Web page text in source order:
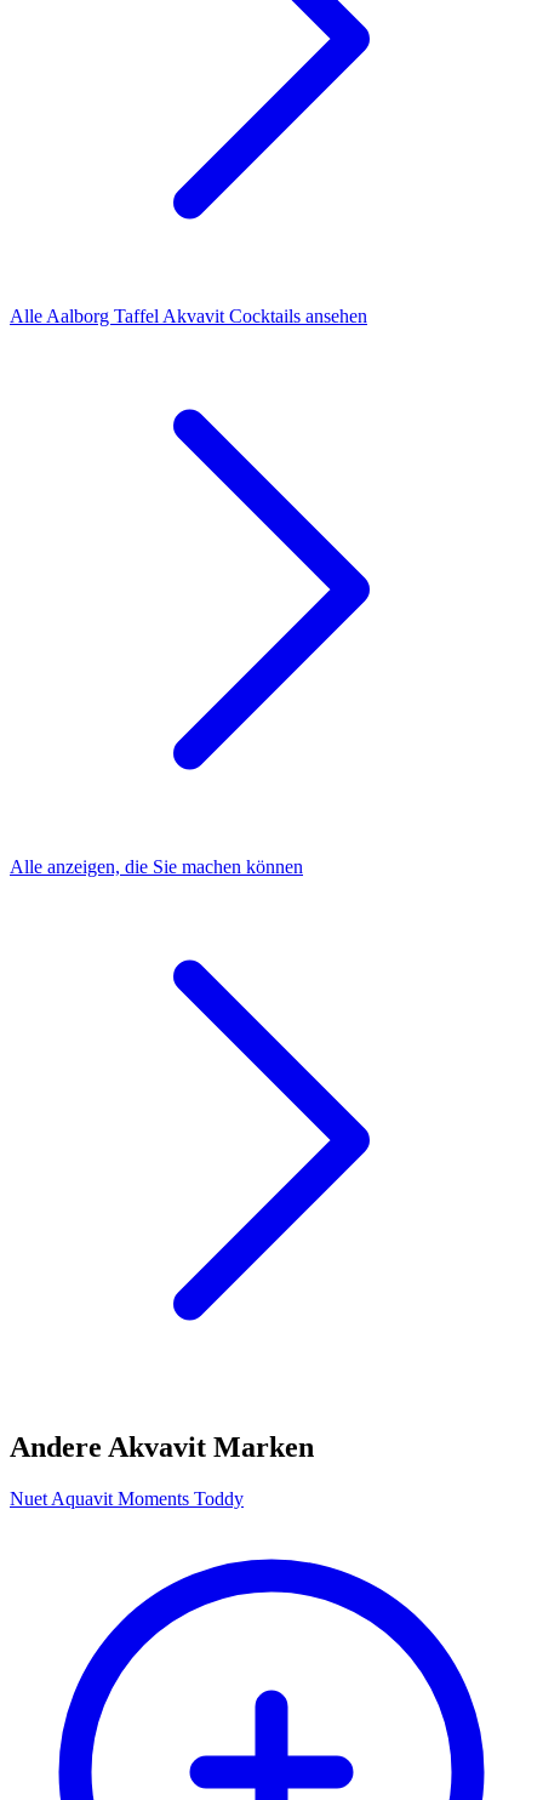
Alle Aalborg Taffel Akvavit Cocktails ansehen
Alle anzeigen, die Sie machen können
Andere Akvavit Marken
Nuet Aquavit Moments Toddy